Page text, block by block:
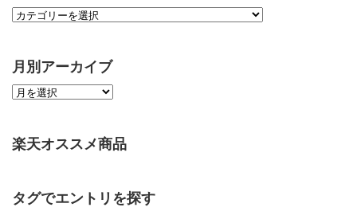
月別アーカイブ
楽天オススメ商品
タグでエントリを探す